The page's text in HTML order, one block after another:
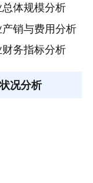
体规模分析
销与费用分析
务指标分析
况分析